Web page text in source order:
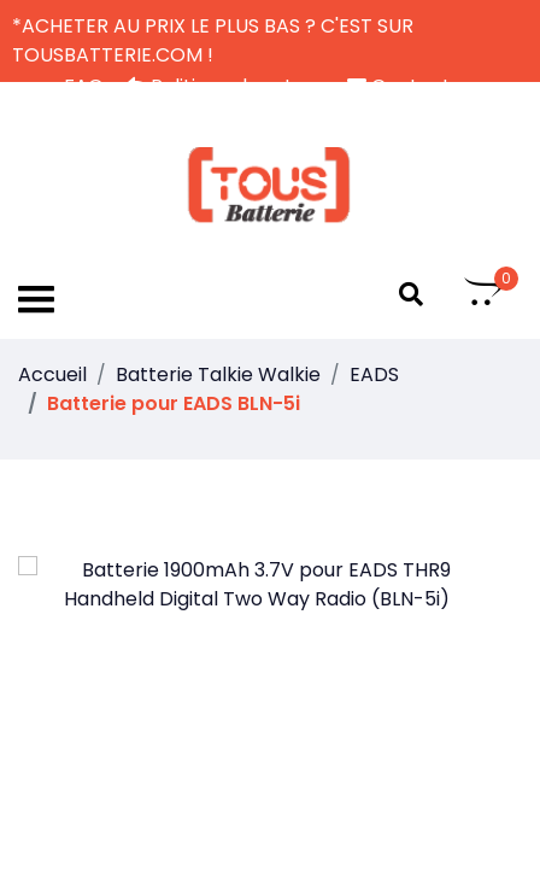
*ACHETER AU PRIX LE PLUS BAS ? C'EST SUR
TOUSBATTERIE.COM !
FAQ
Politique de retour
Contactez-nous
0
Accueil Batterie Talkie Walkie
EADS
Batterie pour EADS BLN-5i